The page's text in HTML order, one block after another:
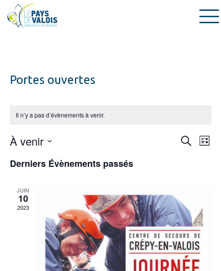
Portes ouvertes
Il n’y a pas d’évènements à venir.
Recherche
et
de
Liste
À venir
une
Derniers Évènements passés
JUIN
10
2023